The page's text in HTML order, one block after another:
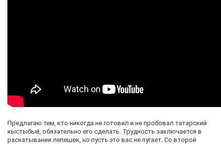
Предлагаю тем, кто никогда не готовил и не пробовал татарский
кыстыбый, обязательно его сделать. Трудность заключается в
раскатывании лепешек, но пусть это вас не пугает. Со второй